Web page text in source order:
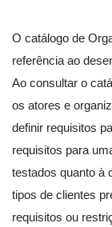
O catálogo de
referência ao
Ao consultar o
os atores e
definir requisitos
requisitos para
testados quanto à
tipos de clientes
requisitos ou